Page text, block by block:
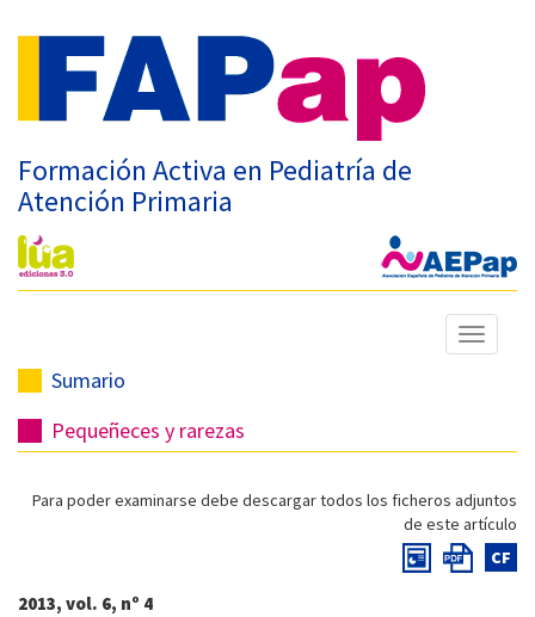
Formación Activa en Pediatría de
Atención Primaria
Mostrar
menú
Sumario
Pequeñeces y rarezas
Para poder examinarse debe descargar todos los ficheros adjuntos
de este artículo
CF
2013, vol. 6, nº 4